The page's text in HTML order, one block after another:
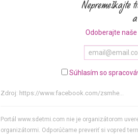
Odoberajte naše
Súhlasím so
Zdroj: https://www.facebook.com/zsmhe...
Portál www.sdetmi.com nie je organizátorom
organizátormi. Odporúčame preveriť si vopred